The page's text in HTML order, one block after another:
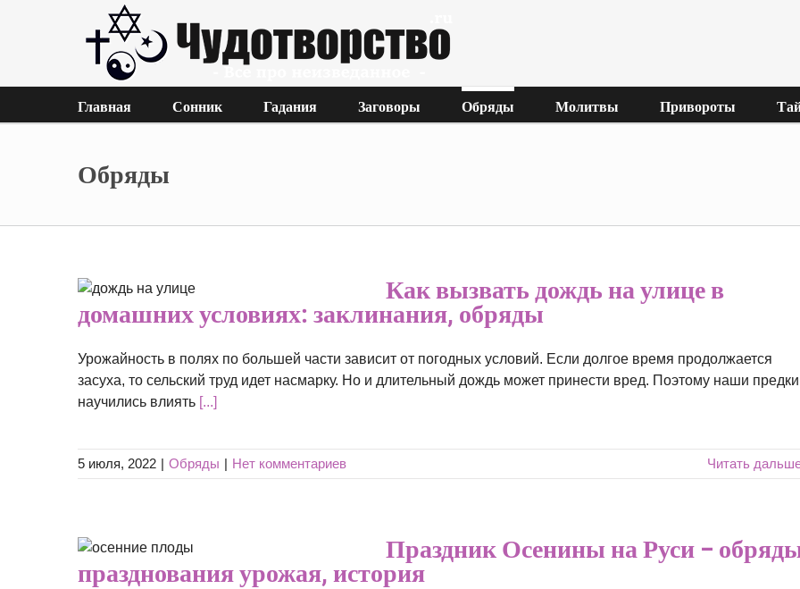
Главная Сонник Гадания Заговоры Обряды Молитвы Привороты
Обряды
Как вызвать дождь на улице в
домашних условиях: заклинания, обряды
Урожайность в полях по большей части зависит от погодных условий. Если долгое время продолжается
засуха, то сельский труд идет насмарку. Но и длительный дождь может принести вред. Поэтому наши предки
научились влиять [...]
5 июля, 2022 | Обряды | Нет комментариев Читать
Праздник Осенины на Руси –
празднования урожая, история